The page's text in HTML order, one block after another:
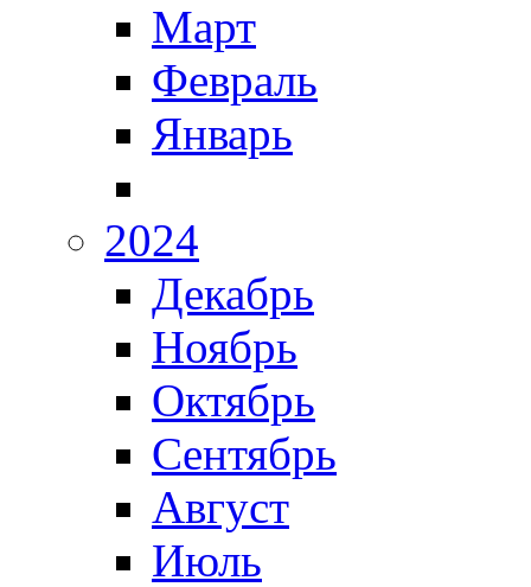
Март
Февраль
Январь
2024
Декабрь
Ноябрь
Октябрь
Сентябрь
Август
Июль